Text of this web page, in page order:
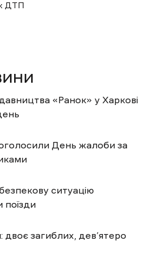
ДТП
«Ранок» у Харкові
оголосили День жалоби за
ситуацію
поїзди
двоє загиблих, дев’ятеро